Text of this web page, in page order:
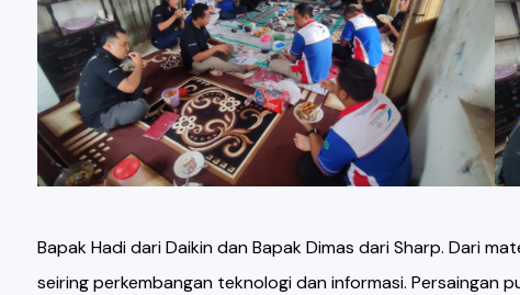
Bapak Hadi dari Daikin dan Bapak Dimas dari Sharp. Dari
seiring perkembangan teknologi dan informasi. Persaingan